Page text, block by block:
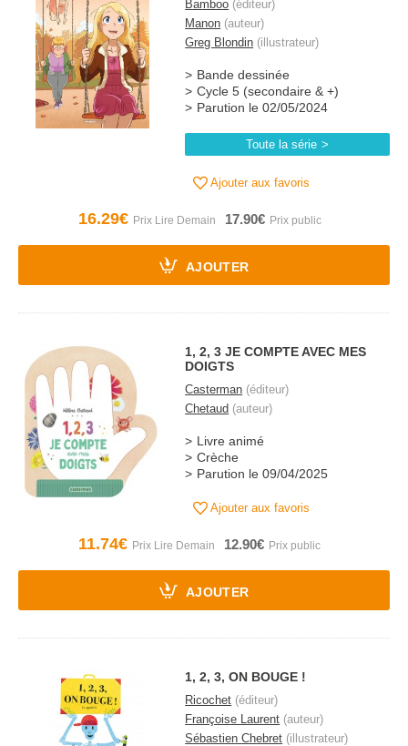
Bamboo (éditeur)
Manon (auteur)
Greg Blondin (illustrateur)
Bande dessinée
Cycle 5 (secondaire & +)
Parution le 02/05/2024
Toute la série
Ajouter aux favoris
16.29€ 17.90€
AJOUTER
1, 2, 3 JE COMPTE AVEC MES
DOIGTS
Casterman (éditeur)
Chetaud (auteur)
Livre animé
Crèche
Parution le 09/04/2025
Ajouter aux favoris
11.74€ 12.90€
AJOUTER
1, 2, 3, ON BOUGE !
Ricochet (éditeur)
Françoise Laurent (auteur)
Sébastien Chebret (illustrateur)